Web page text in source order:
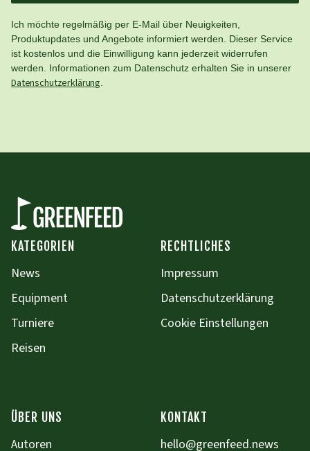
Ich möchte regelmäßig per E-Mail über Neuigkeiten,
Produktupdates und Angebote informiert werden. Dieser Service
ist kostenlos und die Einwilligung kann jederzeit widerrufen
werden. Informationen zum Datenschutz erhalten Sie in unserer
Datenschutzerklärung.
KATEGORIEN
News
Equipment
Turniere
Reisen
RECHTLICHES
Impressum
Datenschutzerklärung
Cookie Einstellungen
ÜBER UNS
Autoren
KONTAKT
hello@greenfeed.news